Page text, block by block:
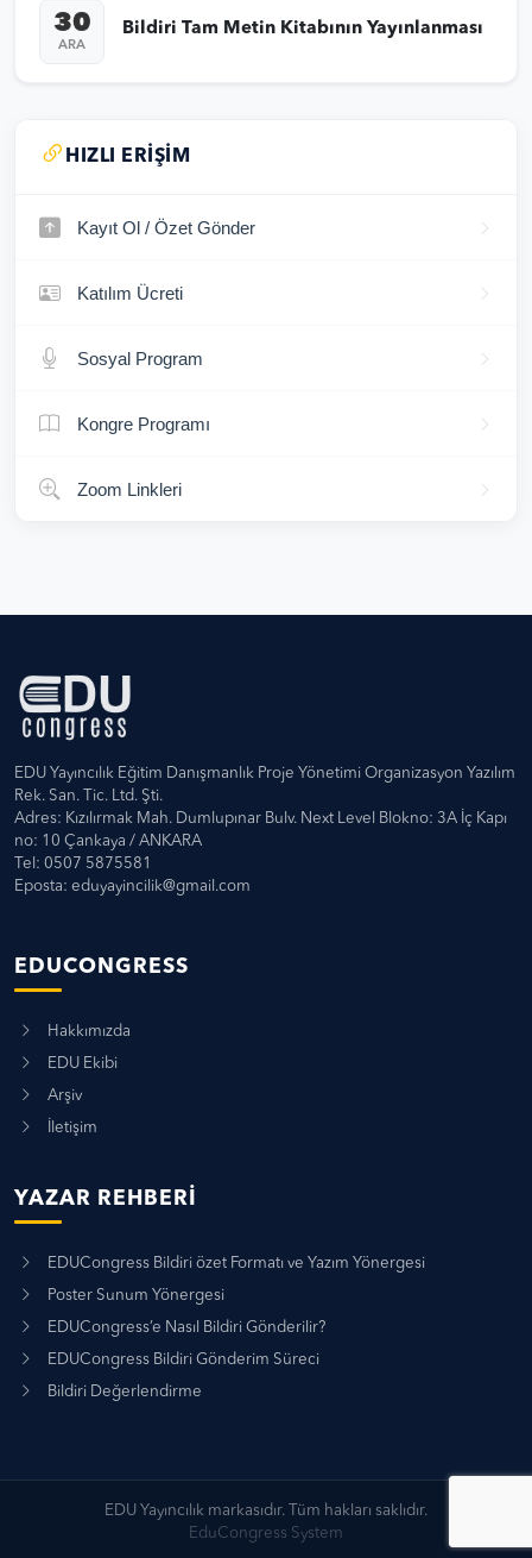
30
ARA
Bildiri Tam Metin Kitabının Yayınlanması
HIZLI ERIŞIM
Kayıt Ol / Özet Gönder
Katılım Ücreti
Sosyal Program
Kongre Programı
Zoom Linkleri
EDU Yayıncılık Eğitim Danışmanlık Proje Yönetimi Organizasyon Yazılım
Rek. San. Tic. Ltd. Şti.
Adres: Kızılırmak Mah. Dumlupınar Bulv. Next Level Blokno: 3A İç Kapı
no: 10 Çankaya / ANKARA
Tel: 0507 5875581
Eposta: eduyayincilik@gmail.com
EDUCONGRESS
Hakkımızda
EDU Ekibi
Arşiv
İletişim
YAZAR REHBERI
EDUCongress Bildiri özet Formatı ve Yazım Yönergesi
Poster Sunum Yönergesi
EDUCongress’e Nasıl Bildiri Gönderilir?
EDUCongress Bildiri Gönderim Süreci
Bildiri Değerlendirme
EDU Yayıncılık markasıdır. Tüm hakları saklıdır.
EduCongress System